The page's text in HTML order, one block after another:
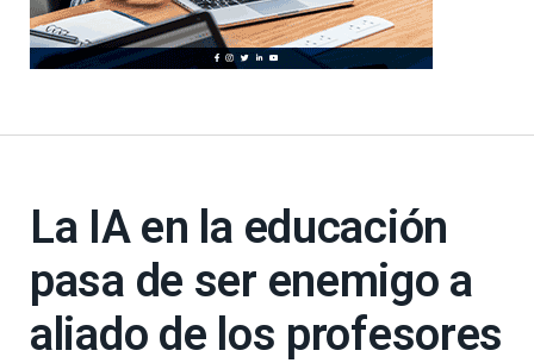
La IA en la educación
pasa de ser enemigo a
aliado de los profesores